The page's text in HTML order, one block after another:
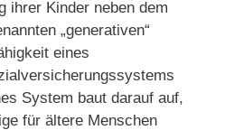
ihrer Kinder neben dem
„generativen“
eines
System baut darauf auf,
für ältere Menschen